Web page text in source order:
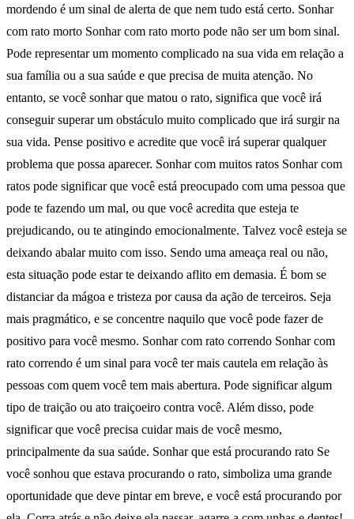
mordendo é um sinal de alerta de que nem tudo está certo. Sonhar
com rato morto Sonhar com rato morto pode não ser um bom sinal.
Pode representar um momento complicado na sua vida em relação a
sua família ou a sua saúde e que precisa de muita atenção. No
entanto, se você sonhar que matou o rato, significa que você irá
conseguir superar um obstáculo muito complicado que irá surgir na
sua vida. Pense positivo e acredite que você irá superar qualquer
problema que possa aparecer. Sonhar com muitos ratos Sonhar com
ratos pode significar que você está preocupado com uma pessoa que
pode te fazendo um mal, ou que você acredita que esteja te
prejudicando, ou te atingindo emocionalmente. Talvez você esteja se
deixando abalar muito com isso. Sendo uma ameaça real ou não,
esta situação pode estar te deixando aflito em demasia. É bom se
distanciar da mágoa e tristeza por causa da ação de terceiros. Seja
mais pragmático, e se concentre naquilo que você pode fazer de
positivo para você mesmo. Sonhar com rato correndo Sonhar com
rato correndo é um sinal para você ter mais cautela em relação às
pessoas com quem você tem mais abertura. Pode significar algum
tipo de traição ou ato traiçoeiro contra você. Além disso, pode
significar que você precisa cuidar mais de você mesmo,
principalmente da sua saúde. Sonhar que está procurando rato Se
você sonhou que estava procurando o rato, simboliza uma grande
oportunidade que deve pintar em breve, e você está procurando por